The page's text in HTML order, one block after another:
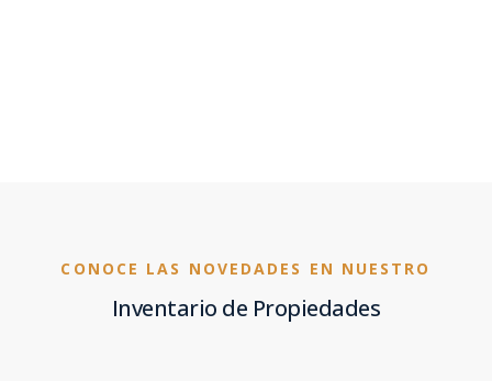
CONOCE LAS NOVEDADES EN NUESTRO
Inventario de Propiedades